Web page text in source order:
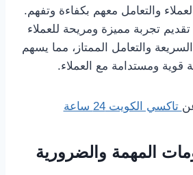
والتعامل معهم بكفاءة وتفهم.
تجربة مميزة ومريحة للعملاء
والتعامل الممتاز، مما يسهم
قوية ومستدامة مع العملاء.
تاكسي الكويت 24 ساعة
المهمة والضرورية